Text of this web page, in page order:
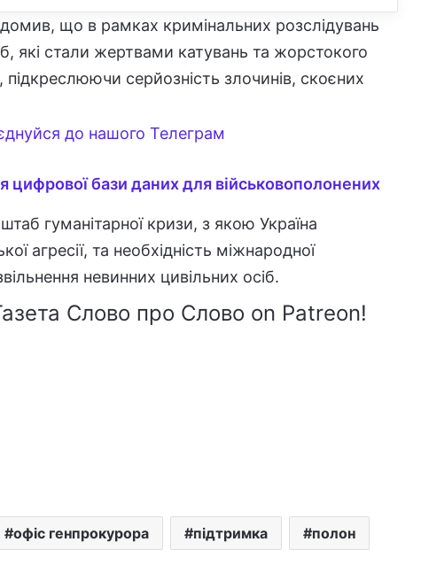
що в рамках кримінальних розслідувань
які стали жертвами катувань та жорстокого
серйозність злочинів, скоєних
до нашого Телеграм
цифрової бази даних для військовополонених
гуманітарної кризи, з якою Україна
агресії, та необхідність міжнародної
невинних цивільних осіб.
Слово про Слово on Patreon!
офіс генпрокурора підтримка полон